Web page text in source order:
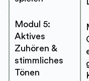
Modul 5:
Aktives
Zuhören &
stimmliches
Tönen